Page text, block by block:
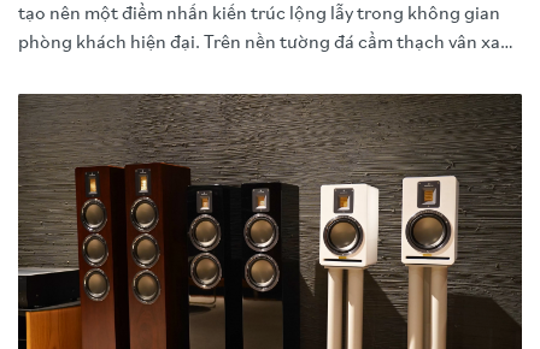
tạo nên một điểm nhấn kiến trúc lộng lẫy trong không gian
phòng khách hiện đại. Trên nền tường đá cẩm thạch vân xanh
vàng vương giả từ chiếc ampli Astra phiên bản đặc biệt không
chỉ đơn thuần là thiết bị nghe nhìn, mà là một tuyên ngôn về
phong cách sống thượng lưu.